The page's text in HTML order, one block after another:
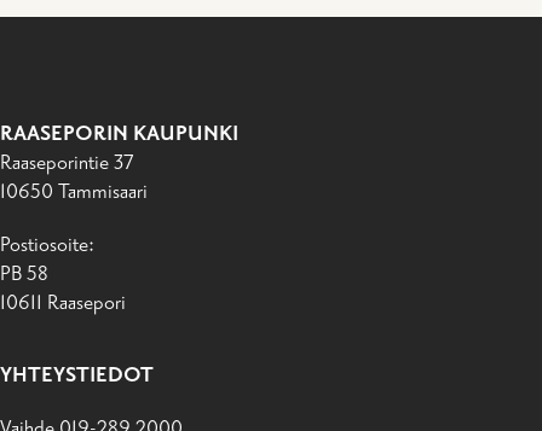
RAASEPORIN KAUPUNKI
Raaseporintie 37
10650 Tammisaari
Postiosoite:
PB 58
10611 Raasepori
YHTEYSTIEDOT